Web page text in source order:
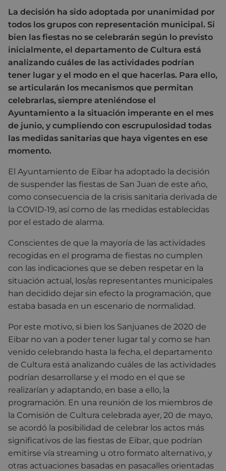
La decisión ha sido adoptada por unanimidad por
todos los grupos con representación municipal. Si
bien las fiestas no se celebrarán según lo previsto
inicialmente, el departamento de Cultura está
analizando cuáles de las actividades podrían
tener lugar y el modo en el que hacerlas. Para ello,
se articularán los mecanismos que permitan
celebrarlas, siempre ateniéndose el
Ayuntamiento a la situación imperante en el mes
de junio, y cumpliendo con escrupulosidad todas
las medidas sanitarias que haya vigentes en ese
momento.
El Ayuntamiento de Eibar ha adoptado la decisión
de suspender las fiestas de San Juan de este año,
como consecuencia de la crisis sanitaria derivada de
la COVID-19, así como de las medidas establecidas
por el estado de alarma.
Conscientes de que la mayoría de las actividades
recogidas en el programa de fiestas no cumplen
con las indicaciones que se deben respetar en la
situación actual, los/as representantes municipales
han decidido dejar sin efecto la programación, que
estaba basada en un escenario de normalidad.
Por este motivo, si bien los Sanjuanes de 2020 de
Eibar no van a poder tener lugar tal y como se han
venido celebrando hasta la fecha, el departamento
de Cultura está analizando cuáles de las actividades
podrían desarrollarse y el modo en el que se
realizarían y adaptando, en base a ello, la
programación. En una reunión de los miembros de
la Comisión de Cultura celebrada ayer, 20 de mayo,
se acordó la posibilidad de celebrar los actos más
significativos de las fiestas de Eibar, que podrían
emitirse vía streaming u otro formato alternativo, y
otras actuaciones basadas en pasacalles orientadas